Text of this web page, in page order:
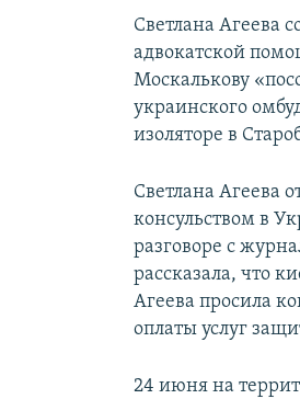
Светлана Агеева
адвокатской
Москалькову
украинского
изоляторе в
Светлана Агеева
консульством в
разговоре с
рассказала, что
Агеева просила
оплаты услуг
24 июня на